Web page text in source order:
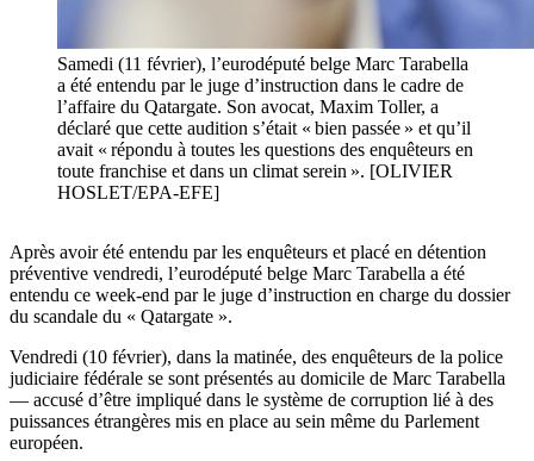
Samedi (11 février), l’eurodéputé belge Marc Tarabella
a été entendu par le juge d’instruction dans le cadre de
l’affaire du Qatargate. Son avocat, Maxim Toller, a
déclaré que cette audition s’était « bien passée » et qu’il
avait « répondu à toutes les questions des enquêteurs en
toute franchise et dans un climat serein ». [OLIVIER
HOSLET/EPA-EFE]
Après avoir été entendu par les enquêteurs et placé en détention
préventive vendredi, l’eurodéputé belge Marc Tarabella a été
entendu ce week-end par le juge d’instruction en charge du dossier
du scandale du « Qatargate ».
Vendredi (10 février), dans la matinée, des enquêteurs de la police
judiciaire fédérale se sont présentés au domicile de Marc Tarabella
— accusé d’être impliqué dans le système de corruption lié à des
puissances étrangères mis en place au sein même du Parlement
européen.